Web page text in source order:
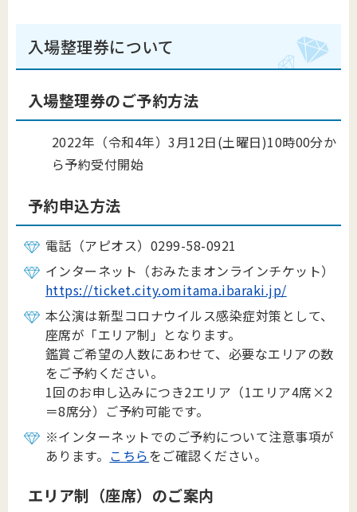
入場整理券について
入場整理券のご予約方法
2022年（令和4年）3月12日(土曜日)10時00分か
ら予約受付開始
予約申込方法
電話（アピオス）0299-58-0921
インターネット（おみたまオンラインチケット）
https://ticket.city.omitama.ibaraki.jp/
本公演は新型コロナウイルス感染症対策として、
座席が「エリア制」となります。
鑑賞ご希望の人数にあわせて、必要なエリアの数
をご予約ください。
1回のお申し込みにつき2エリア（1エリア4席×2
＝8席分）ご予約可能です。
※インターネットでのご予約について注意事項が
あります。 こちらをご確認ください。
エリア制（座席）のご案内